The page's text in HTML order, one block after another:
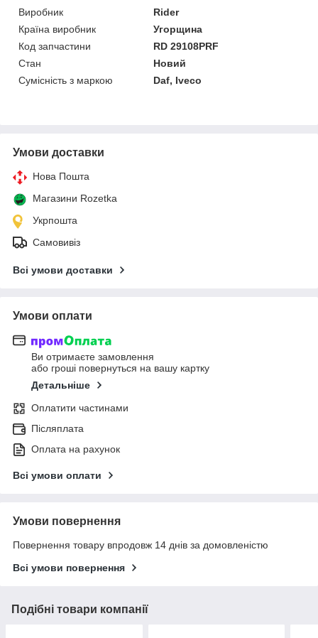
Виробник
Rider
Країна виробник
Угорщина
Код запчастини
RD 29108PRF
Стан
Новий
Сумісність з маркою
Daf, Iveco
Умови доставки
Нова Пошта
Магазини Rozetka
Укрпошта
Самовивіз
Всі умови доставки
Умови оплати
Ви отримаєте замовлення
або гроші повернуться на вашу картку
Детальніше
Оплатити частинами
Післяплата
Оплата на рахунок
Всі умови оплати
Умови повернення
Повернення товару впродовж 14 днів за домовленістю
Всі умови повернення
Подібні товари компанії